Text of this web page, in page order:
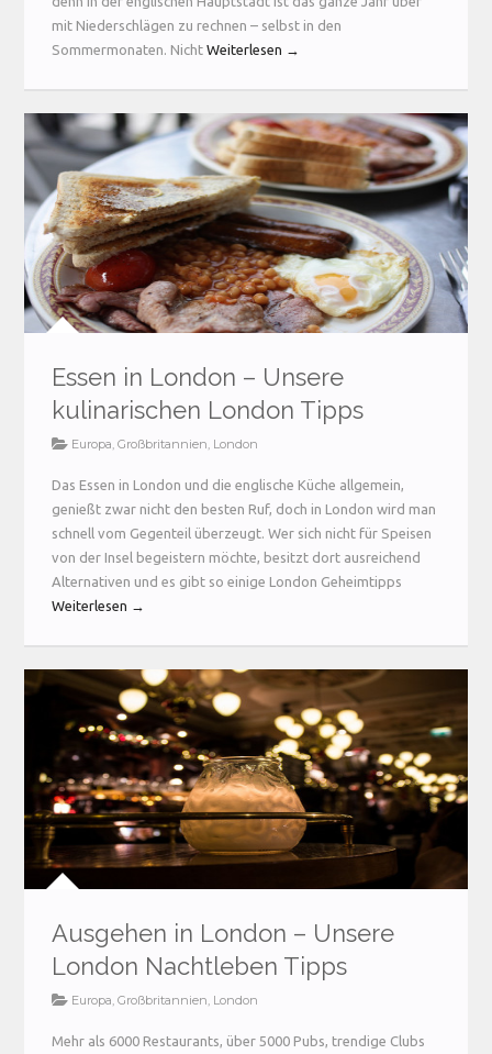
mit Niederschlägen zu rechnen – selbst in den
Sommermonaten. NichtWeiterlesen →
Essen in London – Unsere
kulinarischen London Tipps
Europa,Großbritannien, London
Das Essen in London und die englische Küche allgemein,
genießt zwar nicht den besten Ruf, doch in London wird man
schnell vom Gegenteil überzeugt. Wer sich nicht für Speisen
von der Insel begeistern möchte, besitzt dort ausreichend
Alternativen und es gibt so einige London Geheimtipps
Weiterlesen →
Ausgehen in London – Unsere
London Nachtleben Tipps
Europa,Großbritannien, London
Mehr als 6000 Restaurants, über 5000 Pubs, trendige Clubs